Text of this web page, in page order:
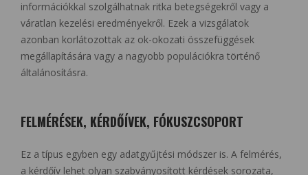
információkkal szolgálhatnak ritka betegségekről vagy a
váratlan kezelési eredményekről. Ezek a vizsgálatok
azonban korlátozottak az ok-okozati összefüggések
megállapítására vagy a nagyobb populációkra történő
általánosításra.
FELMÉRÉSEK, KÉRDŐÍVEK, FÓKUSZCSOPORT
Ez a típus egyben egy adatgyűjtési módszer is. A felmérés,
a kérdőív lehet olyan szabványosított kérdések sorozata,